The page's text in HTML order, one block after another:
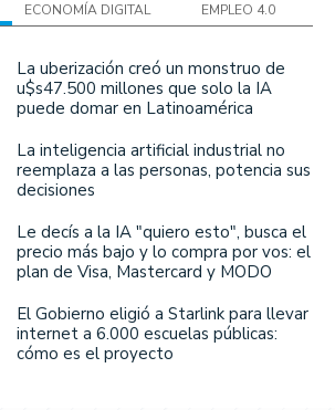
ECONOMÍA DIGITAL EMPLEO 4.0
La uberización creó un monstruo de
u$s47.500 millones que solo la IA
puede domar en Latinoamérica
La inteligencia artificial industrial no
reemplaza a las personas, potencia sus
decisiones
Le decís a la IA "quiero esto", busca el
precio más bajo y lo compra por vos: el
plan de Visa, Mastercard y MODO
El Gobierno eligió a Starlink para llevar
internet a 6.000 escuelas públicas:
cómo es el proyecto